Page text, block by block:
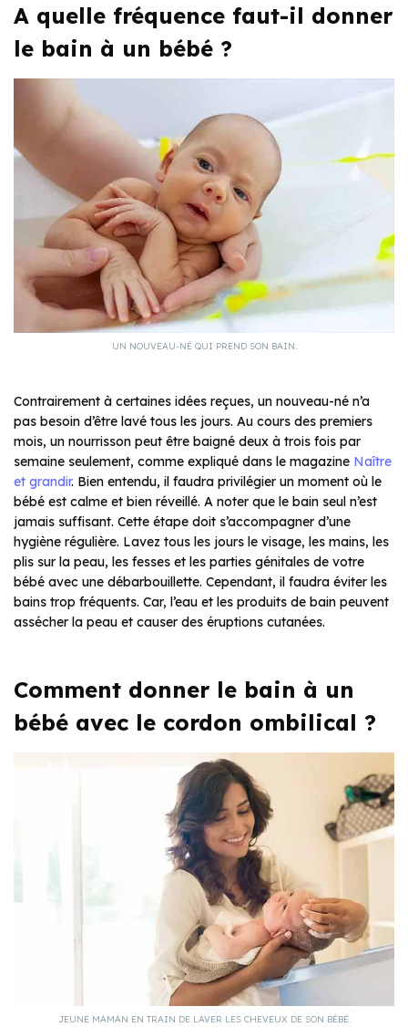
A quelle fréquence faut-il donner
le bain à un bébé ?
UN NOUVEAU-NÉ QUI PREND SON BAIN.
Contrairement à certaines idées reçues, un nouveau-né n’a
pas besoin d’être lavé tous les jours. Au cours des premiers
mois, un nourrisson peut être baigné deux à trois fois par
semaine seulement, comme expliqué dans le magazine Naître
et grandir. Bien entendu, il faudra privilégier un moment où le
bébé est calme et bien réveillé. A noter que le bain seul n’est
jamais suffisant. Cette étape doit s’accompagner d’une
hygiène régulière. Lavez tous les jours le visage, les mains, les
plis sur la peau, les fesses et les parties génitales de votre
bébé avec une débarbouillette. Cependant, il faudra éviter les
bains trop fréquents. Car, l’eau et les produits de bain peuvent
assécher la peau et causer des éruptions cutanées.
Comment donner le bain à un
bébé avec le cordon ombilical ?
JEUNE MAMAN EN TRAIN DE LAVER LES CHEVEUX DE SON BÉBÉ.